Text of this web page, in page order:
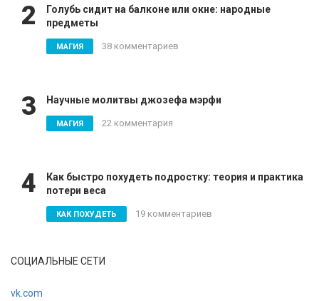
2
Голубь сидит на балконе или окне: народные
предметы
МАГИЯ 38 комментариев
3 Научные молитвы джозефа мэрфи
МАГИЯ 22 комментария
4
Как быстро похудеть подростку: теория и практика
потери веса
КАК ПОХУДЕТЬ 19 комментариев
СОЦИАЛЬНЫЕ СЕТИ
vk.com